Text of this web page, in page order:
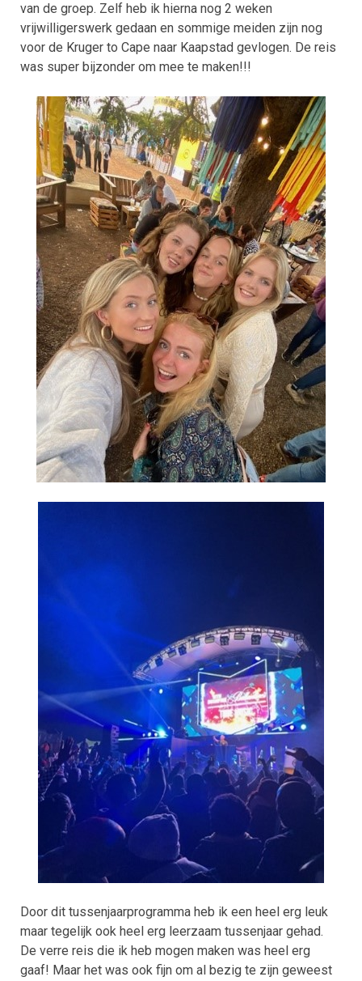
van de groep. Zelf heb ik hierna nog 2 weken
vrijwilligerswerk gedaan en sommige meiden zijn nog
voor de Kruger to Cape naar Kaapstad gevlogen. De reis
was super bijzonder om mee te maken!!!
Door dit tussenjaarprogramma heb ik een heel erg leuk
maar tegelijk ook heel erg leerzaam tussenjaar gehad.
De verre reis die ik heb mogen maken was heel erg
gaaf! Maar het was ook fijn om al bezig te zijn geweest